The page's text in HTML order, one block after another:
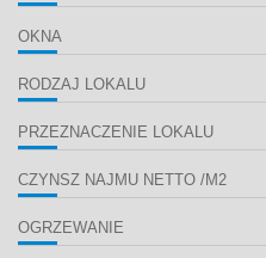
OKNA
RODZAJ LOKALU
PRZEZNACZENIE LOKALU
CZYNSZ NAJMU NETTO /M2
OGRZEWANIE